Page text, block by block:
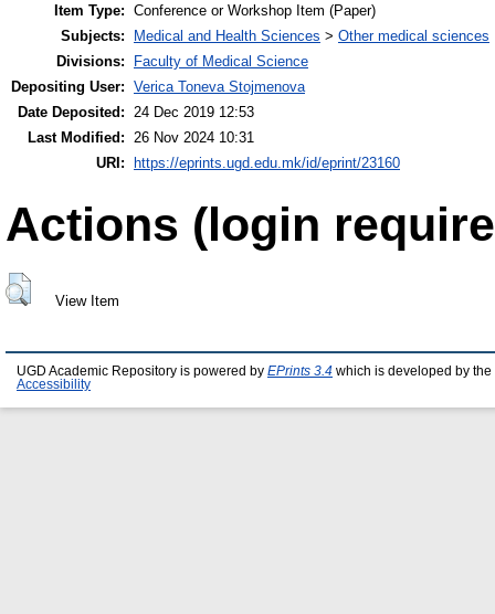
Item Type: Conference or Workshop Item (Paper)
Subjects:
Medical and Health Sciences > Other medical sciences
Divisions:
Faculty of Medical Science
Depositing User: Verica Toneva Stojmenova
Date Deposited: 24 Dec 2019 12:53
Last Modified: 26 Nov 2024 10:31
URI:
https://eprints.ugd.edu.mk/id/eprint/23160
Actions (login
View Item
UGD Academic Repository is powered by EPrints 3.4 which is developed by the
Accessibility